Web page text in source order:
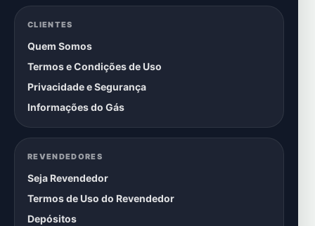
CLIENTES
Quem Somos
Termos e Condições de Uso
Privacidade e Segurança
Informações do Gás
REVENDEDORES
Seja Revendedor
Termos de Uso do Revendedor
Depósitos